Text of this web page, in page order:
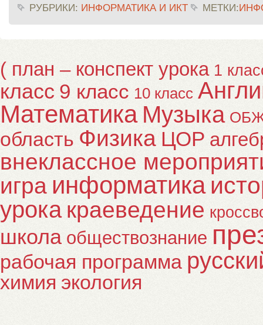
РУБРИКИ: ИНФОРМАТИКА И ИКТ МЕТКИ:
( план – конспект урока 1
класс 9 класс 10 класс
Математика Музыка
область Физика ЦОР
внеклассное
игра информатика
урока краеведение
школа обществознание
рабочая программа
химия экология